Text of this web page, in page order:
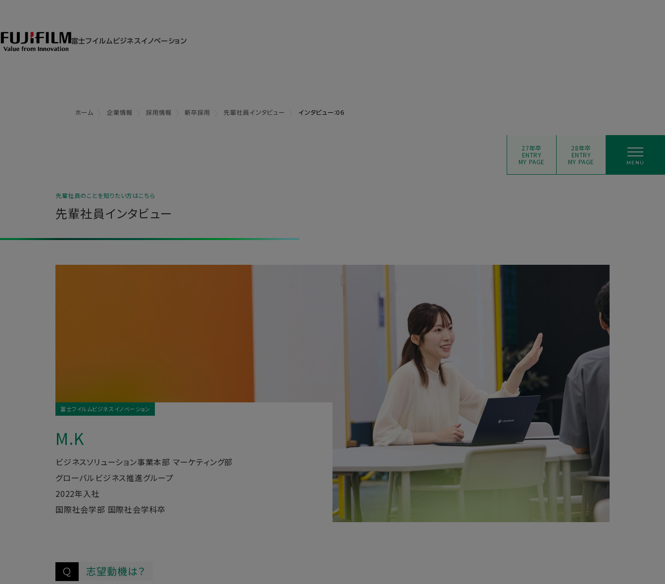
富士フイルムビジネスイノベーション
ホーム 企業情報 採用情報 新卒採用 先輩社員インタビュー インタビュー：06
27年卒
ENTRY
MY PAGE
28年卒
ENTRY
MY PAGE
先輩社員のことを知りたい方はこちら
先輩社員インタビュー
富士フイルムビジネスイノベーション
M.K
ビジネスソリューション事業本部 マーケティング部
グローバルビジネス推進グループ
2022年入社
国際社会学部 国際社会学科卒
Q
志望動機は？